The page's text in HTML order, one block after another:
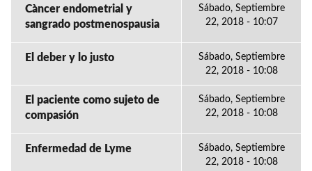
Càncer endometrial y
sangrado postmenospausia
Sábado, Septiembre
22, 2018 - 10:07
El deber y lo justo
Sábado, Septiembre
22, 2018 - 10:08
El paciente como sujeto de
compasión
Sábado, Septiembre
22, 2018 - 10:08
Enfermedad de Lyme
Sábado, Septiembre
22, 2018 - 10:08